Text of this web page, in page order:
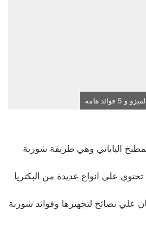
هامه
الياباني وهي طريقة شوربة
تحتوي علي انواع عديدة من البكتريا
علي نصائح لتجهيزها وفوائد شوربة